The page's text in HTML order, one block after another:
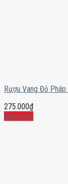
Rượu Vang Đỏ
275.000₫
Mua ngay